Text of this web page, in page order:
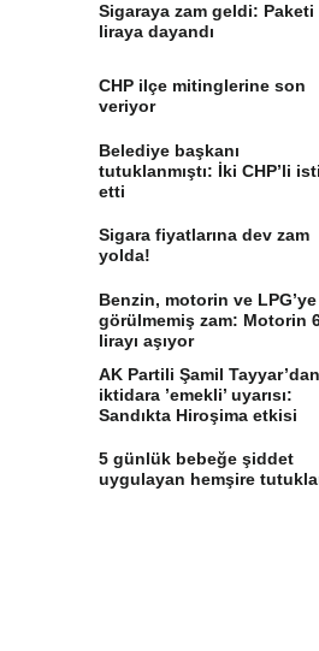
Sigaraya zam geldi: Paketi
liraya dayandı
CHP ilçe mitinglerine son
veriyor
Belediye başkanı
tutuklanmıştı: İki CHP’li
etti
Sigara fiyatlarına dev zam
yolda!
Benzin, motorin ve LPG’ye
görülmemiş zam: Motorin
lirayı aşıyor
AK Partili Şamil Tayyar’dan
iktidara ’emekli’ uyarısı:
Sandıkta Hiroşima etkisi
5 günlük bebeğe şiddet
uygulayan hemşire